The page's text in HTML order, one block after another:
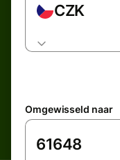
CZK
Omgewisseld naar